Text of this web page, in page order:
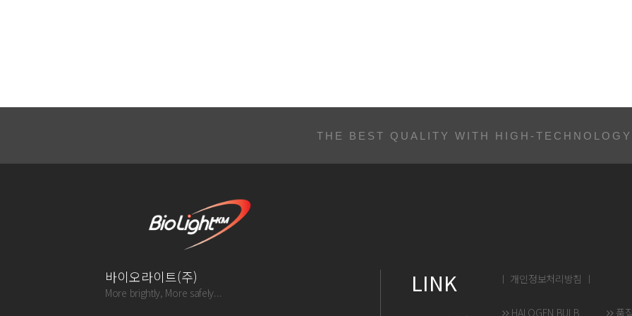
THE BEST QUALITY WITH HIGH-TECHNOLOGY
바이오라이트(주)
More brightly, More safely... LINK ㅣ 개인정보처리방침 ㅣ
HALOGEN BULB 품